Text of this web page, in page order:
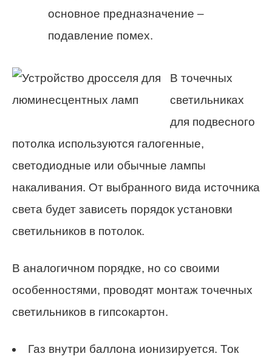
основное предназначение –
подавление помех.
В точечных
светильниках
для подвесного
потолка используются галогенные,
светодиодные или обычные лампы
накаливания. От выбранного вида источника
света будет зависеть порядок установки
светильников в потолок.
В аналогичном порядке, но со своими
особенностями, проводят монтаж точечных
светильников в гипсокартон.
Газ внутри баллона ионизируется. Ток